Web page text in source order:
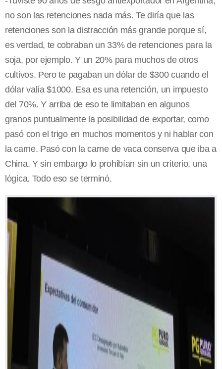
no son las retenciones nada más. Te diría que las
retenciones son la distracción más grande porque sí,
es verdad, te cobraban un 33% de retenciones para la
soja, por ejemplo. Y un 20% para muchos de otros
cultivos. Pero te pagaban un dólar de $300 cuando el
dólar valía $1000. Esa es una retención, un impuesto
del 70%. Y arriba de eso te limitaban en algunos
granos puntualmente la posibilidad de exportar, como
pasó con el trigo en muchos momentos y ni hablar con
la carne. Pasó con la carne de vaca conserva que iba a
China. Y sin embargo lo prohibían sin un criterio, una
lógica. Todo eso se terminó.